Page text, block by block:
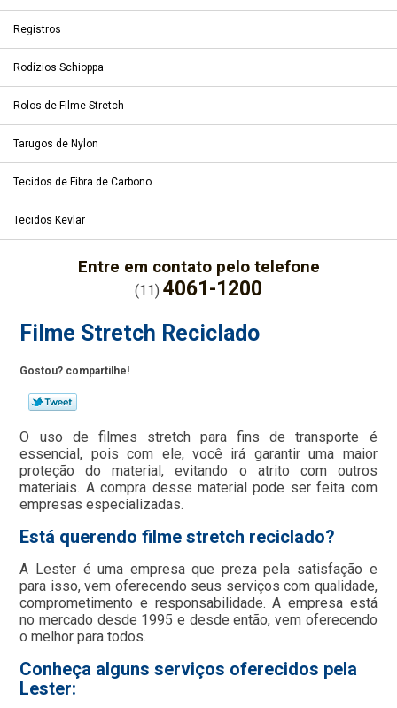
Registros
Rodízios Schioppa
Rolos de Filme Stretch
Tarugos de Nylon
Tecidos de Fibra de Carbono
Tecidos Kevlar
Entre em contato pelo telefone
(11) 4061-1200
Filme Stretch Reciclado
Gostou? compartilhe!
O uso de filmes stretch para fins de transporte é
essencial, pois com ele, você irá garantir uma maior
proteção do material, evitando o atrito com outros
materiais. A compra desse material pode ser feita com
empresas especializadas.
Está querendo filme stretch reciclado?
A Lester é uma empresa que preza pela satisfação e
para isso, vem oferecendo seus serviços com qualidade,
comprometimento e responsabilidade. A empresa está
no mercado desde 1995 e desde então, vem oferecendo
o melhor para todos.
Conheça alguns serviços oferecidos pela
Lester: